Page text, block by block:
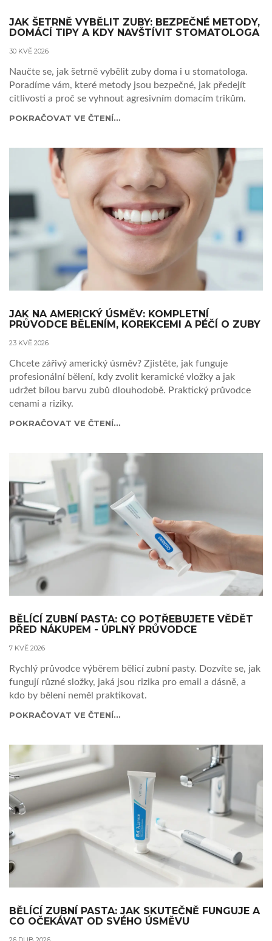
JAK ŠETRNĚ VYBĚLIT ZUBY: BEZPEČNÉ METODY,
DOMÁCÍ TIPY A KDY NAVŠTÍVIT STOMATOLOGA
30 KVĚ 2026
Naučte se, jak šetrně vybělit zuby doma i u stomatologa.
Poradíme vám, které metody jsou bezpečné, jak předejít
citlivosti a proč se vyhnout agresivním domacím trikům.
POKRAČOVAT VE ČTENÍ...
JAK NA AMERICKÝ ÚSMĚV: KOMPLETNÍ
PRŮVODCE BĚLENÍM, KOREKCEMI A PÉČÍ O ZUBY
23 KVĚ 2026
Chcete zářivý americký úsměv? Zjistěte, jak funguje
profesionální bělení, kdy zvolit keramické vložky a jak
udržet bílou barvu zubů dlouhodobě. Praktický průvodce
cenami a riziky.
POKRAČOVAT VE ČTENÍ...
BĚLÍCÍ ZUBNÍ PASTA: CO POTŘEBUJETE VĚDĚT
PŘED NÁKUPEM - ÚPLNÝ PRŮVODCE
7 KVĚ 2026
Rychlý průvodce výběrem bělicí zubní pasty. Dozvíte se, jak
fungují různé složky, jaká jsou rizika pro email a dásně, a
kdo by bělení neměl praktikovat.
POKRAČOVAT VE ČTENÍ...
BĚLÍCÍ ZUBNÍ PASTA: JAK SKUTEČNĚ FUNGUJE A
CO OČEKÁVAT OD SVÉHO ÚSMĚVU